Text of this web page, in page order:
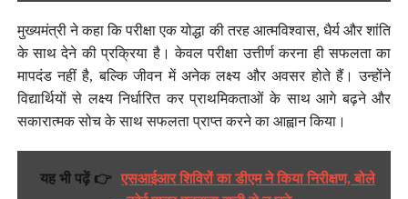
मुख्यमंत्री ने कहा कि परीक्षा एक योद्धा की तरह आत्मविश्वास, धैर्य और शांति
के साथ देने की प्रक्रिया है। केवल परीक्षा उत्तीर्ण करना ही सफलता का
मापदंड नहीं है, बल्कि जीवन में अनेक लक्ष्य और अवसर होते हैं। उन्होंने
विद्यार्थियों से लक्ष्य निर्धारित कर प्राथमिकताओं के साथ आगे बढ़ने और
सकारात्मक सोच के साथ सफलता प्राप्त करने का आह्वान किया।
यह भी पढ़ें 👉 एसआईआर शिविरों का डीएम ने किया निरीक्षण, बोले